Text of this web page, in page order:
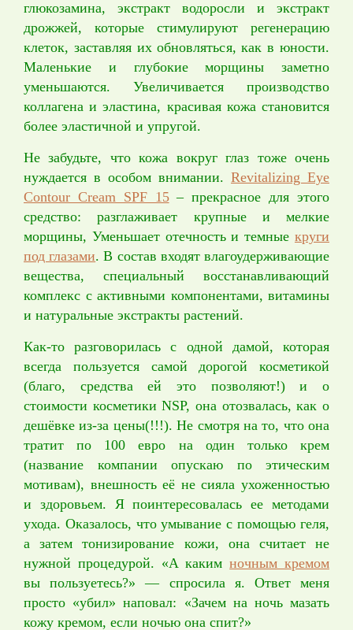
глюкозамина, экстракт водоросли и экстракт
дрожжей, которые стимулируют регенерацию
клеток, заставляя их обновляться, как в юности.
Маленькие и глубокие морщины заметно
уменьшаются. Увеличивается производство
коллагена и эластина, красивая кожа становится
более эластичной и упругой.
Не забудьте, что кожа вокруг глаз тоже очень
нуждается в особом внимании. Revitalizing Eye
Contour Cream SPF 15– прекрасное для этого
средство: разглаживает крупные и мелкие
морщины, Уменьшает отечность и темные круги
под глазами. В состав входят влагоудерживающие
вещества, специальный восстанавливающий
комплекс с активными компонентами, витамины
и натуральные экстракты растений.
Как-то разговорилась с одной дамой, которая
всегда пользуется самой дорогой косметикой
(благо, средства ей это позволяют!) и о
стоимости косметики NSP, она отозвалась, как о
дешёвке из-за цены(!!!). Не смотря на то, что она
тратит по 100 евро на один только крем
(название компании опускаю по этическим
мотивам), внешность её не сияла ухоженностью
и здоровьем. Я поинтересовалась ее методами
ухода. Оказалось, что умывание с помощью геля,
а затем тонизирование кожи, она считает не
нужной процедурой. «А какимночным кремом
вы пользуетесь?» — спросила я. Ответ меня
просто «убил» наповал: «Зачем на ночь мазать
кожу кремом, если ночью она спит?»